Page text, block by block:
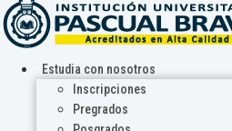
Estudia con nosotros
Inscripciones
Pregrados